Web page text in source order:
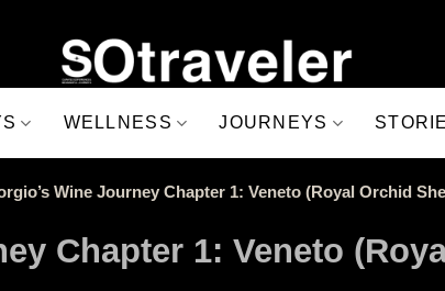
WELLNESS JOURNEYS
Wine Journey Chapter 1: Veneto (Royal Orchid
Chapter 1: Veneto